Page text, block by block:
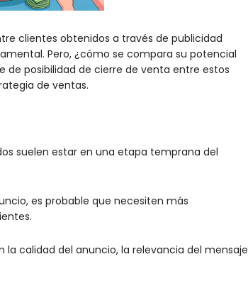
clientes obtenidos a través de publicidad
Pero, ¿cómo se compara su potencial
de posibilidad de cierre de venta entre estos
de ventas.
suelen estar en una etapa temprana del
es probable que necesiten más
calidad del anuncio, la relevancia del mensaje